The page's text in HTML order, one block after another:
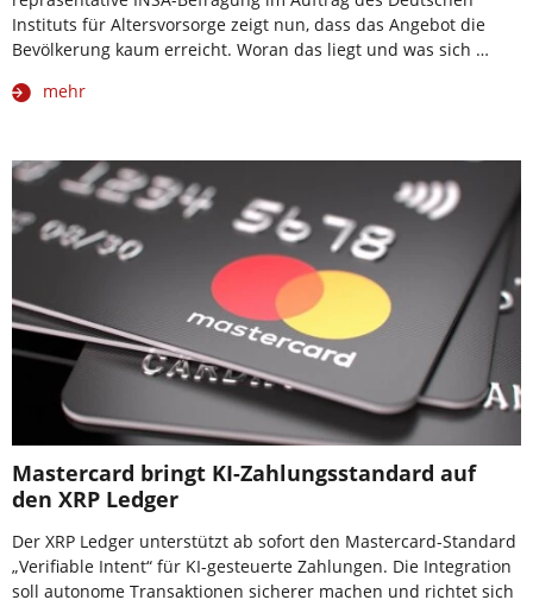
Instituts für Altersvorsorge zeigt nun, dass das Angebot die
Bevölkerung kaum erreicht. Woran das liegt und was sich …
mehr
Mastercard bringt KI-Zahlungsstandard auf
den XRP Ledger
Der XRP Ledger unterstützt ab sofort den Mastercard-Standard
„Verifiable Intent“ für KI-gesteuerte Zahlungen. Die Integration
soll autonome Transaktionen sicherer machen und richtet sich